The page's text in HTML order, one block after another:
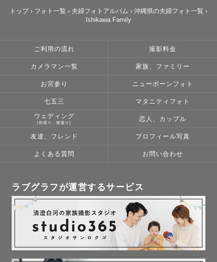
トップ › フォト一覧 › 夫婦フォトアルバム › 沖縄県の夫婦フォト一覧 ›
Ishikawa Family
ご利用の流れ 撮影料金
カメラマン一覧 家族、ファミリー
お宮参り ニューボーンフォト
七五三 マタニティフォト
ウェディング
(前撮り、後撮り)
恋人、カップル
友達、フレンド プロフィール写真
よくある質問 お問い合わせ
ラブグラフが運営するサービス